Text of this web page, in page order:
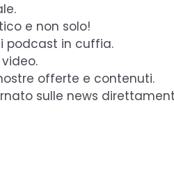
e non solo!
podcast in cuffia.
offerte e contenuti.
sulle news